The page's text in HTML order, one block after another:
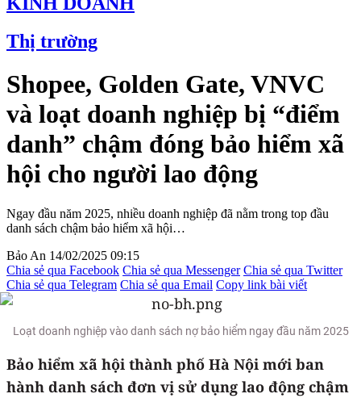
Thị trường
Shopee, Golden Gate, VNVC
và loạt doanh nghiệp bị “điểm
danh” chậm đóng bảo hiểm xã
hội cho người lao động
Ngay đầu năm 2025, nhiều doanh nghiệp đã nằm trong top đầu
danh sách chậm bảo hiểm xã hội…
Bảo An 14/02/2025 09:15
Chia sẻ qua Facebook Chia sẻ qua Messenger Chia sẻ qua Twitter
Chia sẻ qua Telegram Chia sẻ qua Email Copy link bài viết
Loạt doanh nghiệp vào danh sách nợ bảo hiểm ngay đầu năm 2025
Bảo hiểm xã hội thành phố Hà Nội mới ban
hành danh sách đơn vị sử dụng lao động chậm